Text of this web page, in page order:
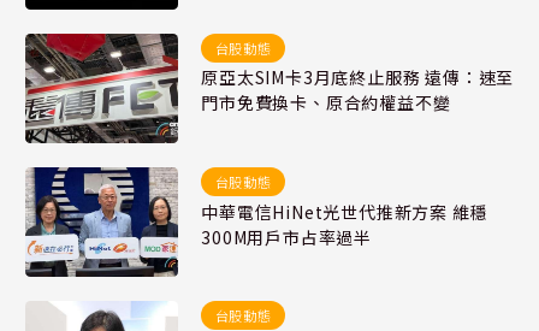
台股動態
原亞太SIM卡3月底終止服務 遠傳：速至
門市免費換卡、原合約權益不變
台股動態
中華電信HiNet光世代推新方案 維穩
300M用戶市占率過半
台股動態